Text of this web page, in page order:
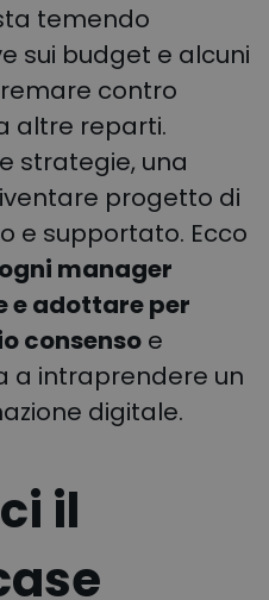
temendo
sui budget e alcuni
contro
altre reparti.
strategie, una
progetto di
e supportato. Ecco
manager
e adottare per
consenso e
a intraprendere un
digitale.
il